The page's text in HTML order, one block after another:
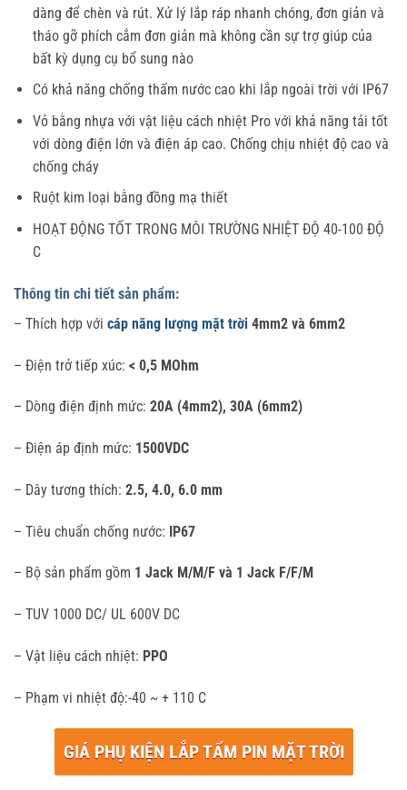
dàng để chèn và rút. Xử lý lắp ráp nhanh chóng, đơn giản và
tháo gỡ phích cắm đơn giản mà không cần sự trợ giúp của
bất kỳ dụng cụ bổ sung nào
Có khả năng chống thấm nước cao khi lắp ngoài trời với IP67
Vỏ bằng nhựa với vật liệu cách nhiệt Pro với khả năng tải tốt
với dòng điện lớn và điện áp cao. Chống chịu nhiệt độ cao và
chống cháy
Ruột kim loại bằng đồng mạ thiết
HOẠT ĐỘNG TỐT TRONG MÔI TRƯỜNG NHIỆT ĐỘ 40-100 ĐỘ
C
Thông tin chi tiết sản phẩm:
– Thích hợp với cáp năng lượng mặt trời 4mm2 và 6mm2
– Điện trở tiếp xúc: < 0,5 MOhm
– Dòng điện định mức: 20A (4mm2), 30A (6mm2)
– Điện áp định mức: 1500VDC
– Dây tương thích: 2.5, 4.0, 6.0 mm
– Tiêu chuẩn chống nước: IP67
– Bộ sản phẩm gồm 1 Jack M/M/F và 1 Jack F/F/M
– TUV 1000 DC/ UL 600V DC
– Vật liệu cách nhiệt: PPO
– Phạm vi nhiệt độ:-40 ~ + 110 C
GIÁ PHỤ KIỆN LẮP TẤM PIN MẶT TRỜI